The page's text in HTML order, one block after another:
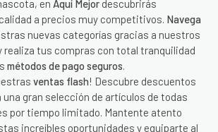
en Aquí Mejor descubrirás
a precios muy competitivos. Navega
nuevas categorías gracias a nuestros
realiza tus compras con total tranquilidad
métodos de pago seguros.
ventas flash! Descubre descuentos
gran selección de artículos de todas
por tiempo limitado. Mantente atento
increíbles oportunidades y equiparte al